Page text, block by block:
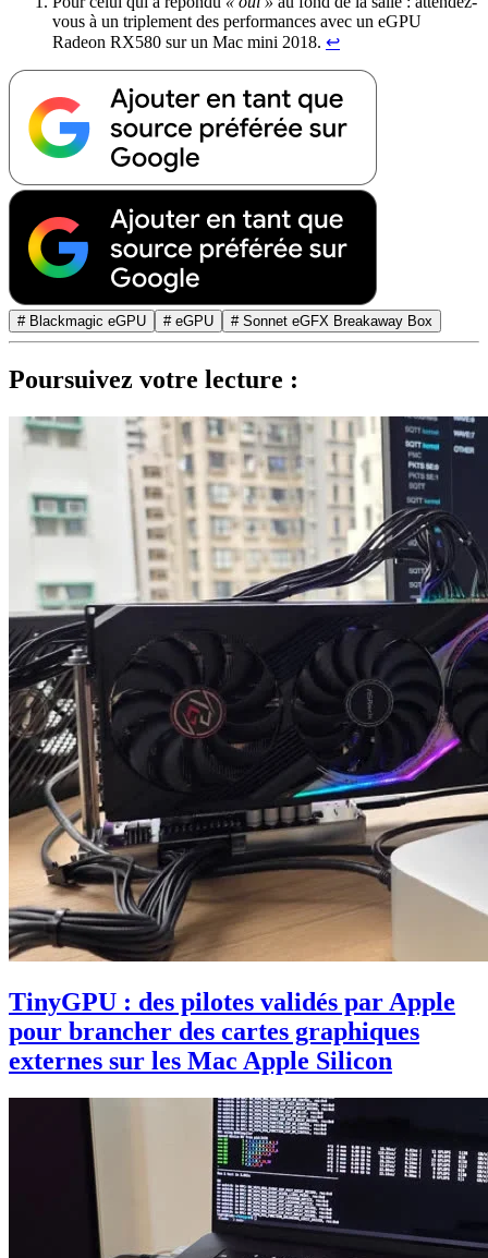
vous à un triplement des performances avec un eGPU
Radeon RX580 sur un Mac mini 2018. ↩︎
# Blackmagic eGPU # eGPU # Sonnet eGFX Breakaway Box
Poursuivez votre lecture :
TinyGPU : des pilotes validés par Apple
pour brancher des cartes graphiques
externes sur les Mac Apple Silicon